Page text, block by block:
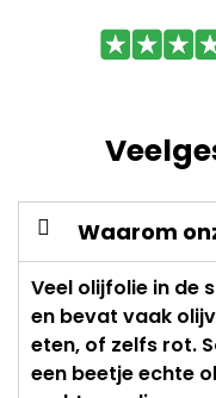
Waarom
Veel olijfolie in de
en bevat vaak
eten, of zelfs rot.
een beetje echte